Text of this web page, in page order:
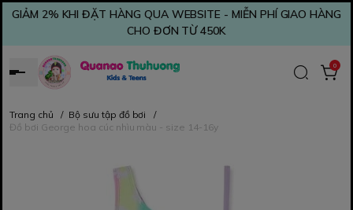
GIẢM 2% KHI ĐẶT HÀNG QUA WEBSITE - MIỄN PHÍ GIAO HÀNG
CHO ĐƠN TỪ 450K
0
Trang chủ / Bộ sưu tập đồ bơi
/
Đồ bơi George hoa cúc nhìu màu - size 14-16y